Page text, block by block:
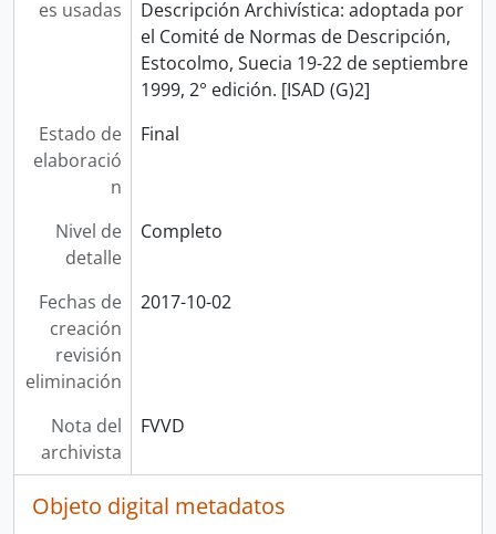
es usadas
Descripción Archivística: adoptada por
el Comité de Normas de Descripción,
Estocolmo, Suecia 19-22 de septiembre
1999, 2° edición. [ISAD (G)2]
Estado de
elaboració
n
Final
Nivel de
detalle
Completo
Fechas de
creación
revisión
eliminación
2017-10-02
Nota del
archivista
FVVD
Objeto digital metadatos